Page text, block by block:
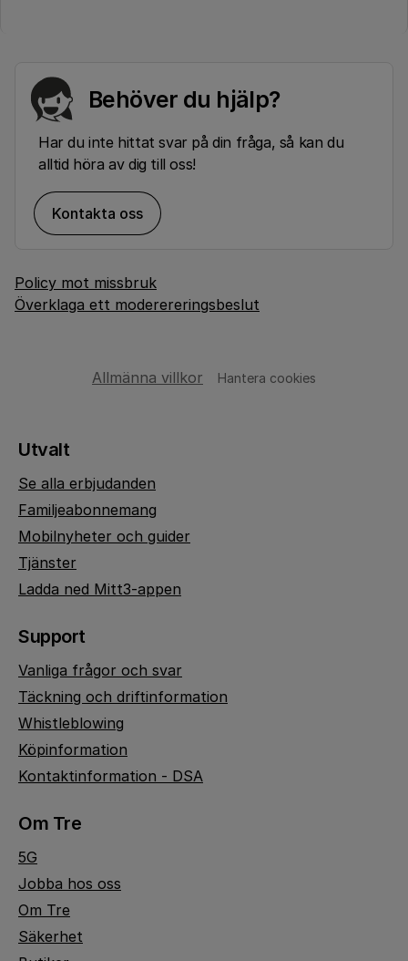
Behöver du hjälp?
Har du inte hittat svar på din fråga, så kan du
alltid höra av dig till oss!
Kontakta oss
Policy mot missbruk
Överklaga ett moderereringsbeslut
Allmänna villkor Hantera cookies
Utvalt
Se alla erbjudanden
Familjeabonnemang
Mobilnyheter och guider
Tjänster
Ladda ned Mitt3-appen
Support
Vanliga frågor och svar
Täckning och driftinformation
Whistleblowing
Köpinformation
Kontaktinformation - DSA
Om Tre
5G
Jobba hos oss
Om Tre
Säkerhet